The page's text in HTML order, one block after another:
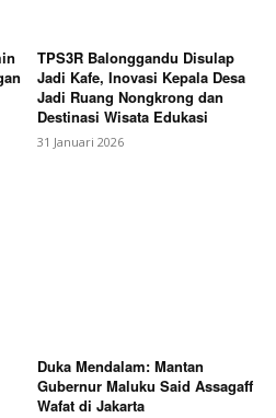
TPS3R Balonggandu Disulap
Jadi Kafe, Inovasi Kepala Desa
Jadi Ruang Nongkrong dan
Destinasi Wisata Edukasi
31 Januari 2026
Duka Mendalam: Mantan
Gubernur Maluku Said Assagaff
Wafat di Jakarta